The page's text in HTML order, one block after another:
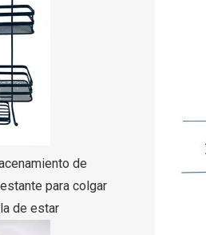
de
para colgar
de estar